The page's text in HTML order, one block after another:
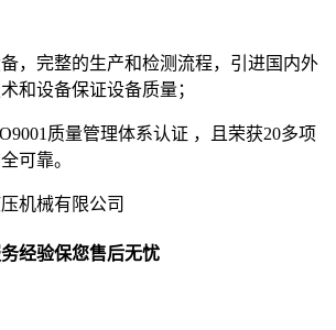
，完整的生产和检测流程，引进国内外
和设备保证设备质量；
质量管理体系认证 ，且荣获20多项
可靠。
经验保您售后无忧